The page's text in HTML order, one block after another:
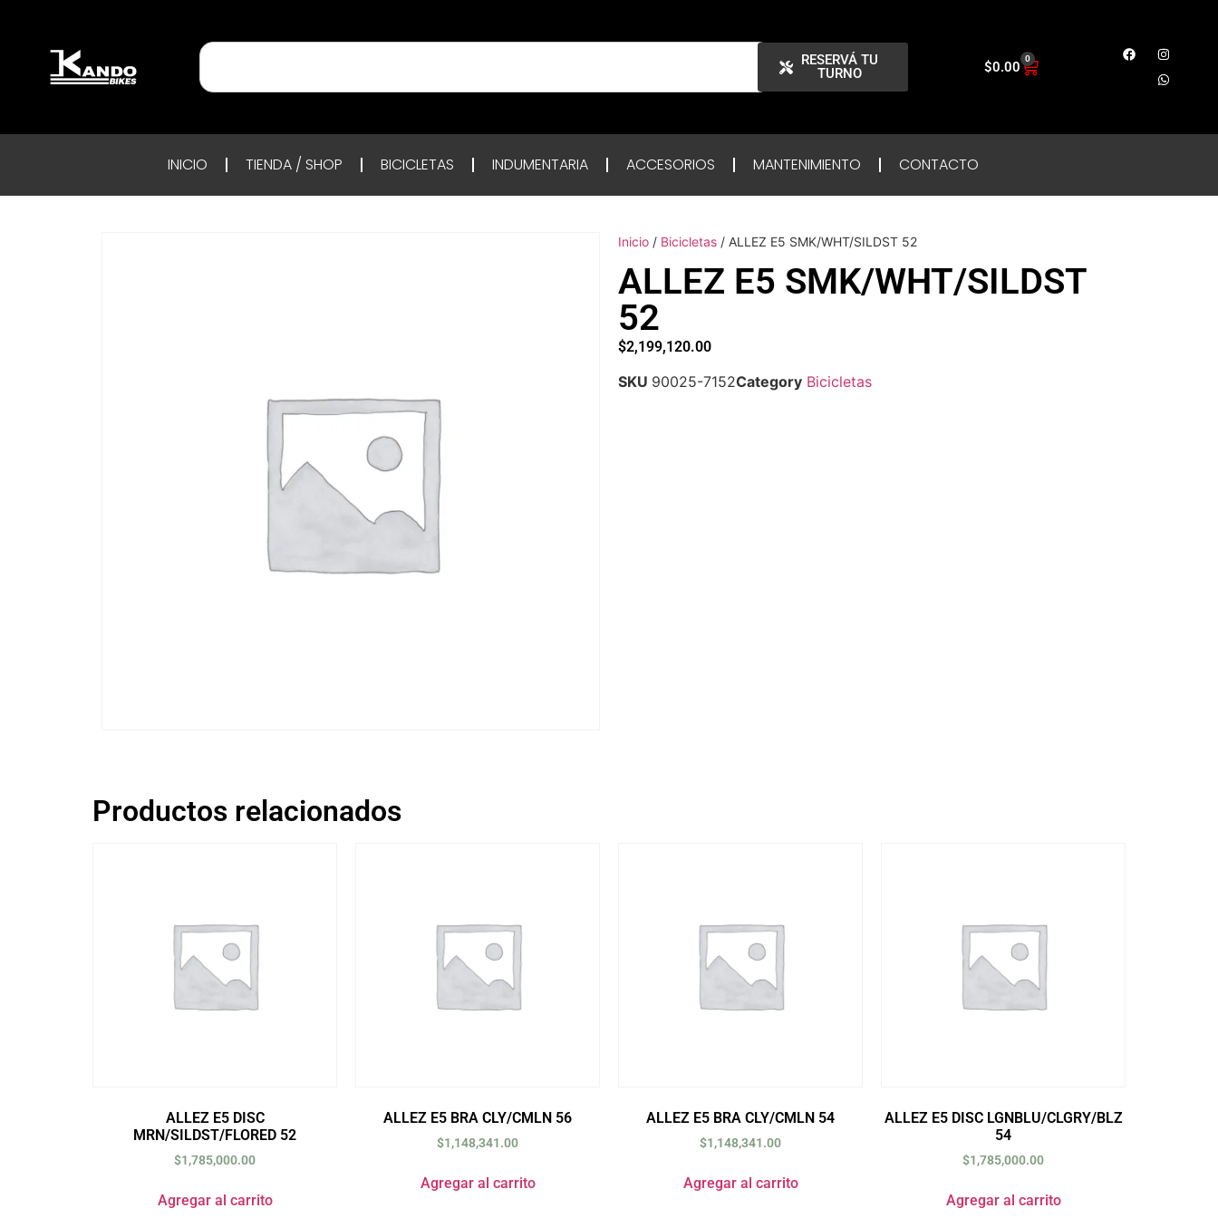
RESERVÁ TU
TURNO
$0.00 0
INICIO TIENDA / SHOP BICICLETAS INDUMENTARIA ACCESORIOS MANTENIMIENTO CONTACTO
Inicio / Bicicletas / ALLEZ E5 SMK/WHT/SILDST 52
ALLEZ E5 SMK/WHT/SILDST
52
$2,199,120.00
SKU 90025-7152Category Bicicletas
Productos relacionados
ALLEZ E5 DISC
MRN/SILDST/FLORED 52
$1,785,000.00
Agregar al carrito
ALLEZ E5 BRA CLY/CMLN 56
$1,148,341.00
Agregar al carrito
ALLEZ E5 BRA CLY/CMLN 54
$1,148,341.00
Agregar al carrito
ALLEZ E5 DISC LGNBLU/CLGRY/BLZ
54
$1,785,000.00
Agregar al carrito